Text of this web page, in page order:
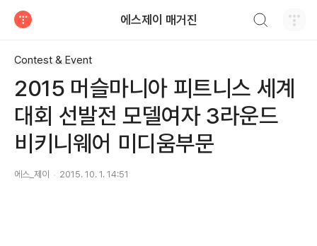
에스제이 매거진
Contest & Event
2015 머슬마니아 피트니스 세계
대회 선발전 모델여자 3라운드
비키니웨어 미디움부문
에스_제이 2015. 10. 1. 14:51